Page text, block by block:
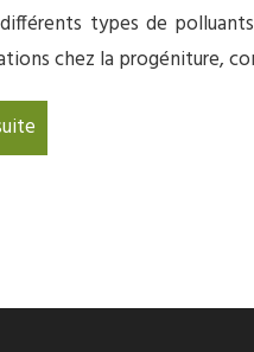
types de
chez la progéniture,